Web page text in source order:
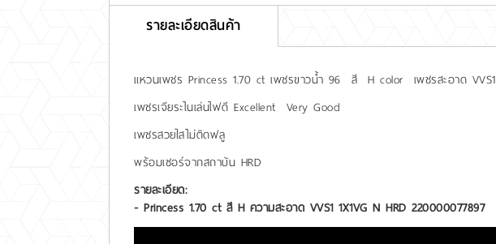
รายละเอียดสินค้า
แหวนเพชร Princess 1.70 ct เพชรขาวน้ำ 96 สี H color เพชรสะอาด VVS1
เพชรเจียระไนเล่นไฟดี Excellent Very Good
เพชรสวยใสไม่ติดฟลู
พร้อมเซอร์จากสถาบัน HRD
รายละเอียด:
- Princess 1.70 ct สี H ความสะอาด VVS1 1X1VG N HRD 220000077897